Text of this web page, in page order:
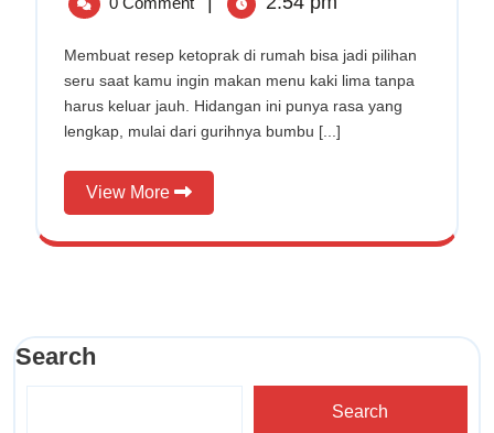
Gurih
Bikin
Nagih
2026
Rumahan
yang
Gurih
dan
Membuat resep ketoprak di rumah bisa jadi pilihan
seru saat kamu ingin makan menu kaki lima tanpa
harus keluar jauh. Hidangan ini punya rasa yang
lengkap, mulai dari gurihnya bumbu [...]
View More
View
More
Search
Search